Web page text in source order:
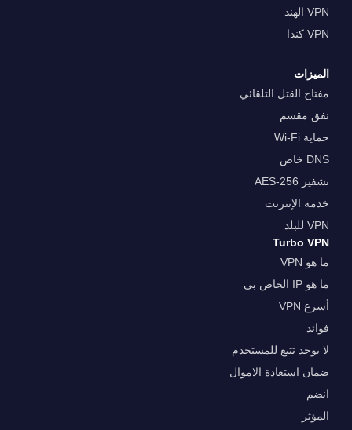
VPN الهند
VPN كندا
الميزات
مفتاح القتل التلقائي
نفق مقسم
حماية Wi-Fi
DNS خاص
تشفير AES-256
خدمة الإنترنت
VPN للبلد
Turbo VPN
ما هو VPN
ما هو IP الخاص بي
أسرع VPN
فوائد
لا يوجد تتبع للمستخدم
ضمان استعادة الاموال
انضم
المؤثر